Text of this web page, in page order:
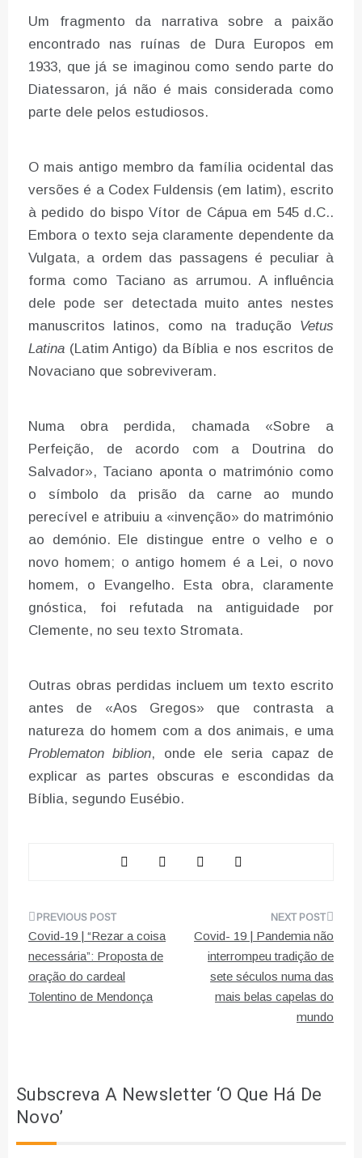
Um fragmento da narrativa sobre a paixão
encontrado nas ruínas de Dura Europos em
1933, que já se imaginou como sendo parte do
Diatessaron, já não é mais considerada como
parte dele pelos estudiosos.
O mais antigo membro da família ocidental das
versões é a Codex Fuldensis (em latim), escrito
à pedido do bispo Vítor de Cápua em 545 d.C..
Embora o texto seja claramente dependente da
Vulgata, a ordem das passagens é peculiar à
forma como Taciano as arrumou. A influência
dele pode ser detectada muito antes nestes
manuscritos latinos, como na tradução Vetus
Latina (Latim Antigo) da Bíblia e nos escritos de
Novaciano que sobreviveram.
Numa obra perdida, chamada «Sobre a
Perfeição, de acordo com a Doutrina do
Salvador», Taciano aponta o matrimónio como
o símbolo da prisão da carne ao mundo
perecível e atribuiu a «invenção» do matrimónio
ao demónio. Ele distingue entre o velho e o
novo homem; o antigo homem é a Lei, o novo
homem, o Evangelho. Esta obra, claramente
gnóstica, foi refutada na antiguidade por
Clemente, no seu texto Stromata.
Outras obras perdidas incluem um texto escrito
antes de «Aos Gregos» que contrasta a
natureza do homem com a dos animais, e uma
Problematon biblion, onde ele seria capaz de
explicar as partes obscuras e escondidas da
Bíblia, segundo Eusébio.
Navegação
de
artigos
Covid-19 | “Rezar a coisa
necessária”: Proposta de
oração do cardeal
Tolentino de Mendonça
Covid- 19 | Pandemia não
interrompeu tradição de
sete séculos numa das
mais belas capelas do
mundo
Subscreva A Newsletter ‘O Que Há De
Novo’